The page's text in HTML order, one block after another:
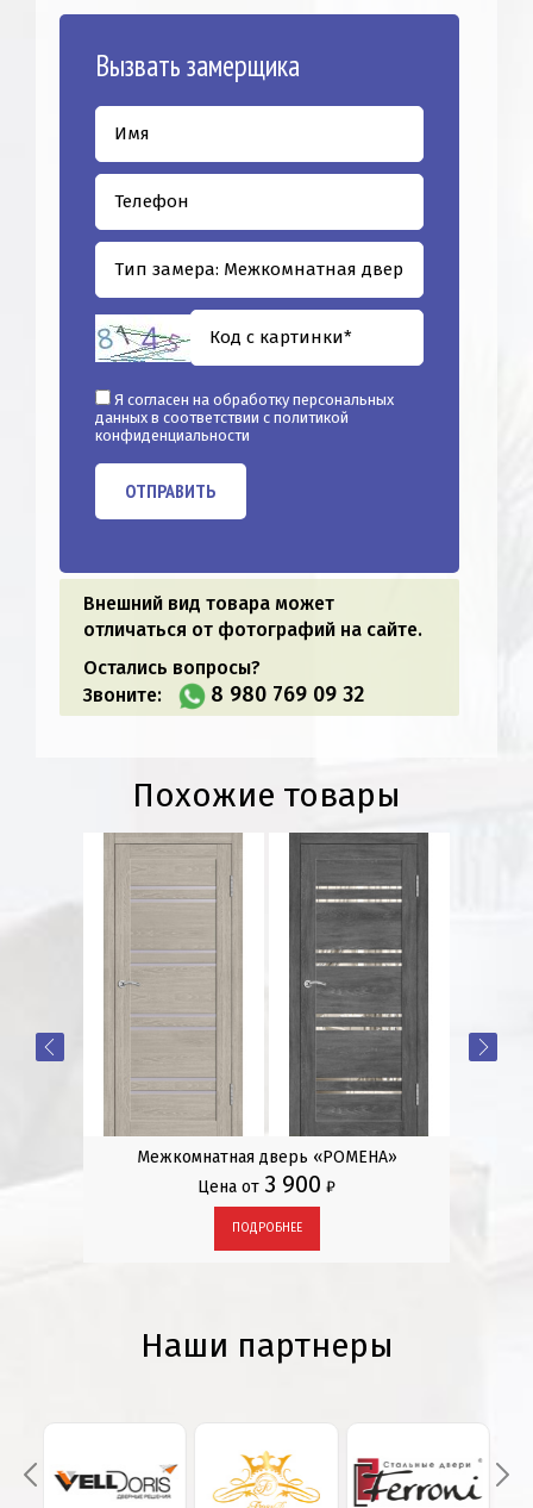
Вызвать замерщика
Я согласен на обработку персональных
данных в соответствии с политикой
конфиденциальности
ОТПРАВИТЬ
Внешний вид товара может
отличаться от фотографий на сайте.
Остались вопросы?
Звоните:
8 980 769 09 32
Похожие товары
Межкомнатная дверь «РОМЕНА»
Цена от 3 900 ₽
ПОДРОБНЕЕ
Наши партнеры